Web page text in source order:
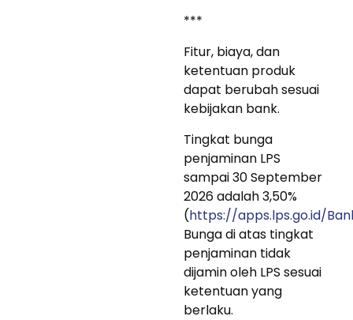
***
Fitur, biaya, dan
ketentuan produk
dapat berubah sesuai
kebijakan bank.
Tingkat bunga
penjaminan LPS
sampai 30 September
2026 adalah 3,50%
(https://apps.lps.go.id/
Bunga di atas tingkat
penjaminan tidak
dijamin oleh LPS sesuai
ketentuan yang
berlaku.